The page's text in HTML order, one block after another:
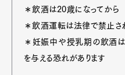
＊飲酒は20歳になってから
＊飲酒運転は法律で禁止さ
＊妊娠中や授乳期の飲酒
を与える恐れがあります